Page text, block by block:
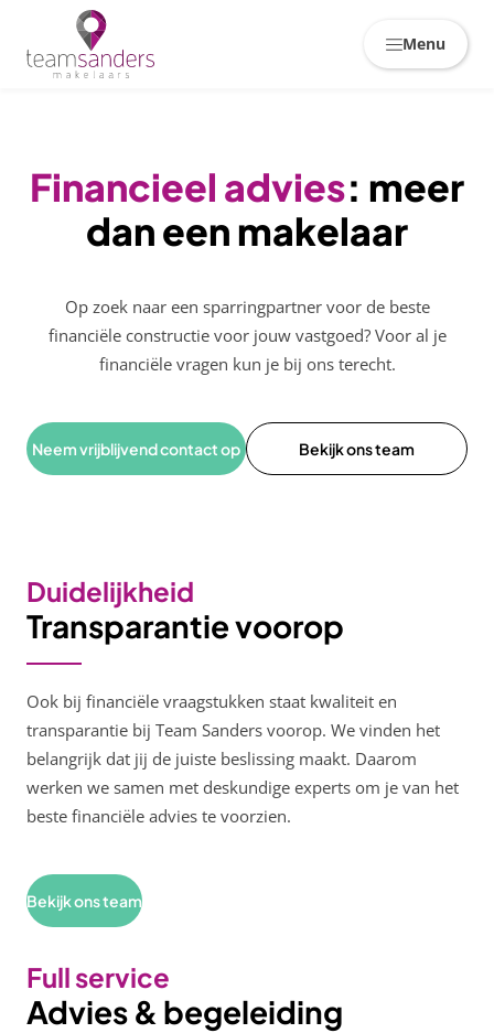
Menu
Financieel advies: meer
dan een makelaar
Op zoek naar een sparringpartner voor de beste
financiële constructie voor jouw vastgoed? Voor al je
financiële vragen kun je bij ons terecht.
Neem vrijblijvend contact op Bekijk ons team
Duidelijkheid
Transparantie voorop
Ook bij financiële vraagstukken staat kwaliteit en
transparantie bij Team Sanders voorop. We vinden het
belangrijk dat jij de juiste beslissing maakt. Daarom
werken we samen met deskundige experts om je van het
beste financiële advies te voorzien.
Bekijk ons team
Full service
Advies & begeleiding